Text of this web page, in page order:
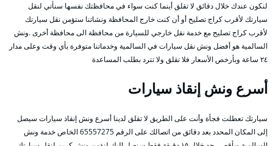
لنكون عندك خلال دقائق لا تقلق أينما كنت سواء في محافظتك نفسها سنأتي لنقل
سيارتك لأقرب كراج تصليح أو أن كنت خارج المحافظة ونشاتنا ستؤمن نقل سيارتك
لأقرب كراج تصليح مع خدمة نقل خارجي للسيارة من محافظة الى محافظة أخرى .ونش
السالمية هو أفضل ونش نقل سيارات في السالمية وخدماتنا متوفرة بأي وقت وعلى مدار
٢٤ ساعة وبأرخص الأسعار فلا تقلق ولا تترد بطلب المساعدة
أسرع ونش إنقاذ سيارات
سيارتك تعطلت فجأة وأنت على الطريق لا تقلق لدينا أسرع ونش إنقاذ سيارات سيصل
إلى المكان المحدد بعد دقائق من اتصالك على الرقم 65557275 الخاص خدمة ونش